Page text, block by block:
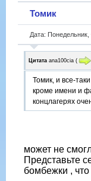
Томик
Дата:
Цитата ana100cia (
Томик, и все-
кроме имени и
концлагерях
может не
Представьте
бомбежки , что